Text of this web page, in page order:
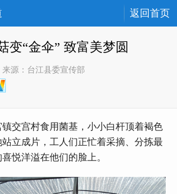
返回首页
变“金伞” 致富美梦圆
来源： 台江县委宣传部
宫村食用菌基，小小白杆顶着褐色
立成片，工人们正忙着采摘、分拣最
悦洋溢在他们的脸上。